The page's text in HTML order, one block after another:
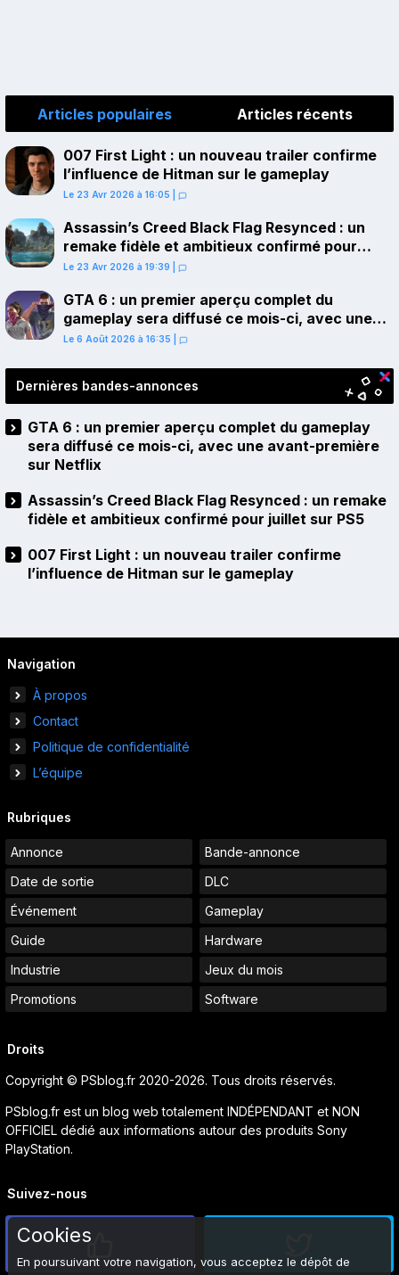
Articles populaires Articles récents
007 First Light : un nouveau trailer confirme
l’influence de Hitman sur le gameplay
Le 23 Avr 2026 à 16:05
Assassin’s Creed Black Flag Resynced : un
remake fidèle et ambitieux confirmé pour
juillet sur PS5
Le 23 Avr 2026 à 19:39
GTA 6 : un premier aperçu complet du
gameplay sera diffusé ce mois-ci, avec une
avant-première sur Netflix
Le 6 Août 2026 à 16:35
Dernières bandes-annonces
GTA 6 : un premier aperçu complet du gameplay
sera diffusé ce mois-ci, avec une avant-première
sur Netflix
Assassin’s Creed Black Flag Resynced : un remake
fidèle et ambitieux confirmé pour juillet sur PS5
007 First Light : un nouveau trailer confirme
l’influence de Hitman sur le gameplay
Navigation
À propos
Contact
Politique de confidentialité
L’équipe
Rubriques
Annonce
Bande-annonce
Date de sortie
DLC
Événement
Gameplay
Guide
Hardware
Industrie
Jeux du mois
Promotions
Software
Droits
Copyright © PSblog.fr 2020-2026. Tous droits réservés.
PSblog.fr est un blog web totalement INDÉPENDANT et NON
OFFICIEL dédié aux informations autour des produits Sony
PlayStation.
Suivez-nous
Cookies
En poursuivant votre navigation, vous acceptez le dépôt de